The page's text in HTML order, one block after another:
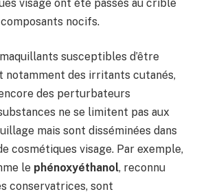
visage ont été passés au crible
nocifs.
susceptibles d’être
notamment des irritants cutanés,
des perturbateurs
ne se limitent pas aux
mais sont disséminées dans
cosmétiques visage. Par exemple,
le phénoxyéthanol, reconnu
conservatrices, sont